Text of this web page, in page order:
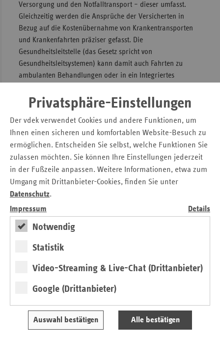
Privatsphäre-Einstellungen
Der vdek verwendet Cookies und andere Funktionen, um
Ihnen einen sicheren und komfortablen Website-Besuch zu
ermöglichen. Entscheiden Sie selbst, welche Funktionen Sie
zulassen möchten. Sie können Ihre Einstellungen jederzeit
in der Fußzeile anpassen. Weitere Informationen, etwa zum
Umgang mit Drittanbieter-Cookies, finden Sie unter
Datenschutz.
Impressum
Details
Notwendig
Statistik
Video-Streaming & Live-Chat (Drittanbieter)
Google (Drittanbieter)
Auswahl bestätigen Alle bestätigen
Versorgung und den Notfalltransport – dieser umfasst.
Gleichzeitig werden die Ansprüche der Versicherten in
Bezug auf die Kostenübernahme von Krankentransporten
und Krankenfahrten präziser gefasst. Die
Gesundheitsleitstelle (das Gesetz spricht von
Gesundheitsleitsystemen) kann damit auch Fahrten zu
ambulanten Behandlungen oder in ein Integriertes
werden, dass Bagatellfälle nicht mehr wie bisher
standardmäßig mit dem Rettungswagen ins Krankenhaus
transportiert werden, sondern in die für sie passende
Versorgungseinrichtung.
Wichtig: Bundesweite Verpflichtung
zum Aufbau von
Gesundheitsleitsysteme
Aus Sicht der Ersatzkassen kann die Notfallreform nur
gelingen, wenn die gefundenen Regelungen verbindlicher
den Gemeinsamen Bundesausschuss (G-BA) zu
Notfallrettung zu entwickeln. Ein dafür vorgesehener neue
Qualitätsausschuss ist nicht erforderlich. Außerdem muss
unbedingt der grundsätzliche Fehler im Gesetz beseitigt
werden, dass ein Gesundheitsleitsystem nur entstehen
kann, wenn die Träger der Rettungsleitstellen - also die
Kommunen - dies wollen. Ohne eine bundesweite